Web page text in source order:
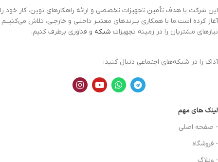
این شرکت با هدف تأمین تجهیزات تخصصی و ارائه راهکارهای نوین، کار خود را
آغاز کرده است.ما با همکاری بــرندهای معتبـر داخلـی و خارجـی، تلاش می‌کنیــم
نیازهای مشتریان را در زمینه تجهیزات شبکه و فناوری برطرف کنیم.
آداک را در شبکه‌های اجتماعی دنبال کنید:
لینک های مهم
- صفحه اصلی
- فروشگاه